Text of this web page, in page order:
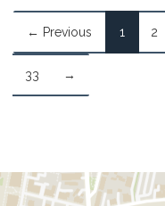
← Previous 1 2
33 →